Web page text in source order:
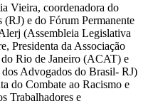
Vieira, coordenadora do
e do Fórum Permanente
(Assembleia Legislativa
Presidenta da Associação
Rio de Janeiro (ACAT) e
Advogados do Brasil- RJ)
do Combate ao Racismo e
Trabalhadores e